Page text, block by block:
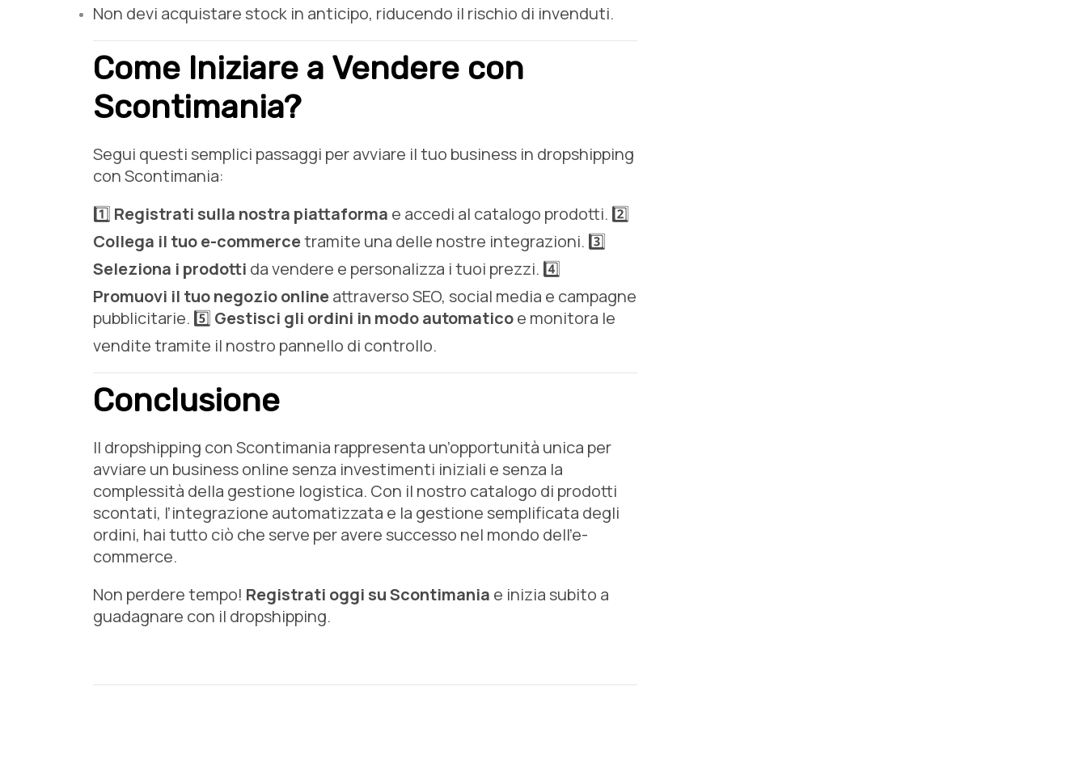
Non devi acquistare stock in anticipo, riducendo il rischio di invenduti.
Come Iniziare a Vendere con
Scontimania?
Segui questi semplici passaggi per avviare il tuo business in dropshipping
con Scontimania:
1️⃣ Registrati sulla nostra piattaforma e accedi al catalogo prodotti. 2️⃣
Collega il tuo e-commercetramite una delle nostre integrazioni. 3️⃣
Seleziona i prodotti da vendere e personalizza i tuoi prezzi. 4️⃣
Promuovi il tuo negozio onlineattraverso SEO, social media e campagne
pubblicitarie. 5️⃣ Gestisci gli ordini in modo automaticoe monitora le
vendite tramite il nostro pannello di controllo.
Conclusione
Il dropshipping con Scontimania rappresenta un’opportunità unica per
avviare un business online senza investimenti iniziali e senza la
complessità della gestione logistica. Con il nostro catalogo di prodotti
scontati, l’integrazione automatizzata e la gestione semplificata degli
ordini, hai tutto ciò che serve per avere successo nel mondo dell’e-
commerce.
Non perdere tempo! Registrati oggi su Scontimania e inizia subito a
guadagnare con il dropshipping.